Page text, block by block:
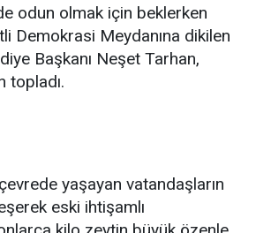
odun olmak için beklerken
Demokrasi Meydanına dikilen
Başkanı Neşet Tarhan,
topladı.
yaşayan vatandaşların
eski ihtişamlı